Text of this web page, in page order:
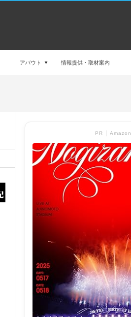
アバウト 情報提供・取材案内
PR │ Amazon